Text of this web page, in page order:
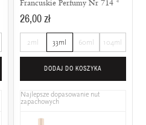
Francuskie Perfumy Nr 714 *
26,00 zł
2ml 33ml 60ml 104ml
DODAJ DO KOSZYKA
Najlepsze dopasowanie nut
zapachowych